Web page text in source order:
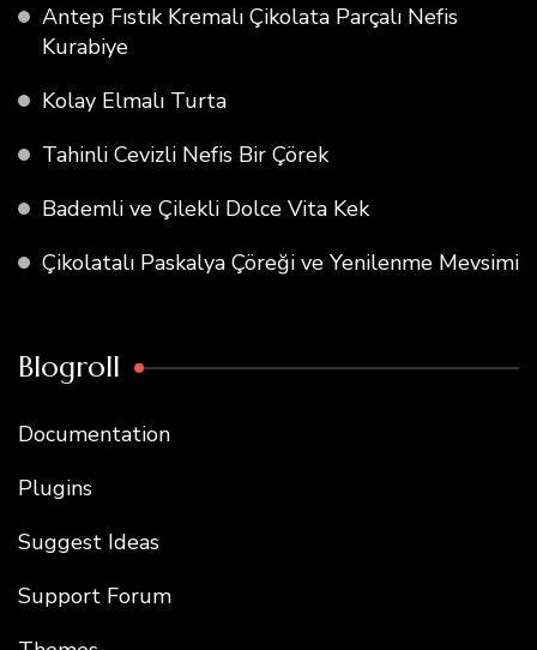
Antep Fıstık Kremalı Çikolata Parçalı Nefis
Kurabiye
Kolay Elmalı Turta
Tahinli Cevizli Nefis Bir Çörek
Bademli ve Çilekli Dolce Vita Kek
Çikolatalı Paskalya Çöreği ve Yenilenme Mevsimi
Blogroll
Documentation
Plugins
Suggest Ideas
Support Forum